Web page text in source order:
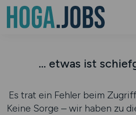
... etwas ist
Es trat ein Fehler beim
Keine Sorge – wir haben zu